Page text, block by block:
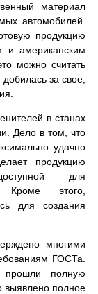
материал
автомобилей.
продукцию
и американским
можно считать
за свое,
в станах
Дело в том, что
удачно
продукцию
для
Кроме этого,
для создания
многими
ГОСТа.
прошли полную
выявлено полное